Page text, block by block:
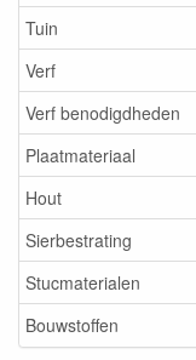
Tuin
Verf
Verf benodigdheden
Plaatmateriaal
Hout
Sierbestrating
Stucmaterialen
Bouwstoffen